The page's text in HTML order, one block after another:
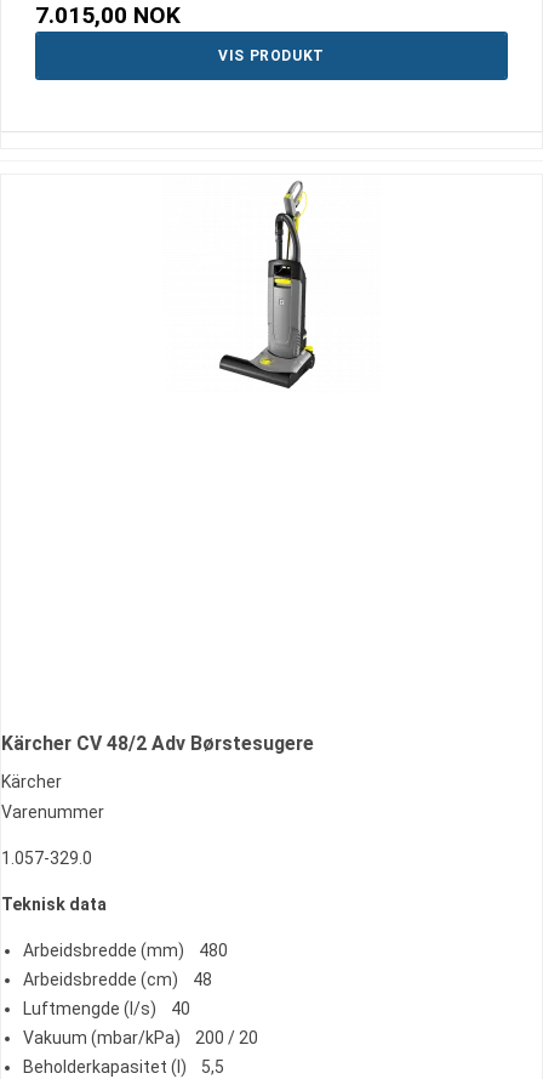
7.015,00 NOK
VIS PRODUKT
Kärcher CV 48/2 Adv Børstesugere
Kärcher
Varenummer
1.057-329.0
Teknisk data
Arbeidsbredde (mm) 480
Arbeidsbredde (cm) 48
Luftmengde (l/s) 40
Vakuum (mbar/kPa) 200 / 20
Beholderkapasitet (l) 5,5